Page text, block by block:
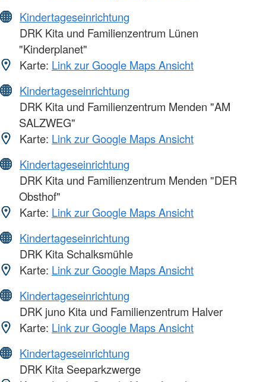
Kindertageseinrichtung
DRK Kita und Familienzentrum Lünen
"Kinderplanet"
Karte: Link zur Google Maps Ansicht
Kindertageseinrichtung
DRK Kita und Familienzentrum Menden "AM
SALZWEG"
Karte: Link zur Google Maps Ansicht
Kindertageseinrichtung
DRK Kita und Familienzentrum Menden "DER
Obsthof"
Karte: Link zur Google Maps Ansicht
Kindertageseinrichtung
DRK Kita Schalksmühle
Karte: Link zur Google Maps Ansicht
Kindertageseinrichtung
DRK juno Kita und Familienzentrum Halver
Karte: Link zur Google Maps Ansicht
Kindertageseinrichtung
DRK Kita Seeparkzwerge